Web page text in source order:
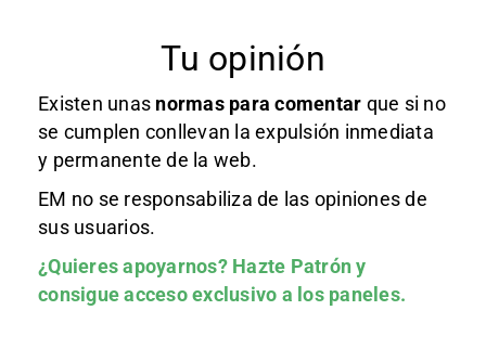
Tu opinión
Existen unas normas para comentar que si no
se cumplen conllevan la expulsión inmediata
y permanente de la web.
EM no se responsabiliza de las opiniones de
sus usuarios.
¿Quieres apoyarnos? Hazte Patróny
consigue acceso exclusivo a los paneles.